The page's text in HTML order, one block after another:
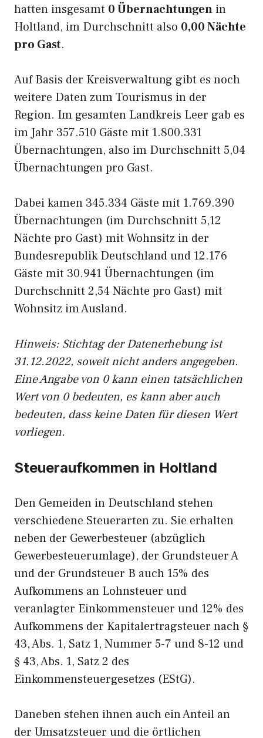
hatten insgesamt 0 Übernachtungen in
Holtland, im Durchschnitt also 0,00 Nächte
pro Gast.
Auf Basis der Kreisverwaltung gibt es noch
weitere Daten zum Tourismus in der
Region. Im gesamten Landkreis Leer gab es
im Jahr 357.510 Gäste mit 1.800.331
Übernachtungen, also im Durchschnitt 5,04
Übernachtungen pro Gast.
Dabei kamen 345.334 Gäste mit 1.769.390
Übernachtungen (im Durchschnitt 5,12
Nächte pro Gast) mit Wohnsitz in der
Bundesrepublik Deutschland und 12.176
Gäste mit 30.941 Übernachtungen (im
Durchschnitt 2,54 Nächte pro Gast) mit
Wohnsitz im Ausland.
Hinweis: Stichtag der Datenerhebung ist
31.12.2022, soweit nicht anders angegeben.
Eine Angabe von 0 kann einen tatsächlichen
Wert von 0 bedeuten, es kann aber auch
bedeuten, dass keine Daten für diesen Wert
vorliegen.
Steueraufkommen in Holtland
Den Gemeiden in Deutschland stehen
verschiedene Steuerarten zu. Sie erhalten
neben der Gewerbesteuer (abzüglich
Gewerbesteuerumlage), der Grundsteuer A
und der Grundsteuer B auch 15% des
Aufkommens an Lohnsteuer und
veranlagter Einkommensteuer und 12% des
Aufkommens der Kapitalertragsteuer nach §
43, Abs. 1, Satz 1, Nummer 5-7 und 8-12 und
§ 43, Abs. 1, Satz 2 des
Einkommensteuergesetzes (EStG).
Daneben stehen ihnen auch ein Anteil an
der Umsatzsteuer und die örtlichen